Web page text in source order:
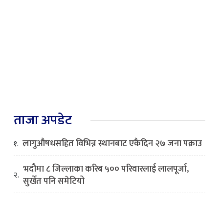
ताजा अपडेट
१. लागुऔषधसहित विभिन्न स्थानबाट एकैदिन २७ जना पक्राउ
२. भदौमा ८ जिल्लाका करिब ५०० परिवारलाई लालपूर्जा,
सुर्खेत पनि समेटियो